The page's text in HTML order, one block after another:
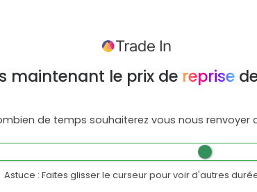
maintenant le prix de reprise
de temps souhaiterez vous nous renvoyer
Astuce : Faites glisser le curseur pour voir d'autres